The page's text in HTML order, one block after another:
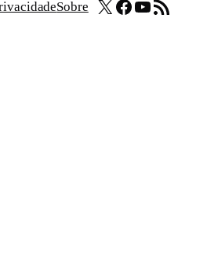
Sobre X Facebook
Youtube
Feed RSS